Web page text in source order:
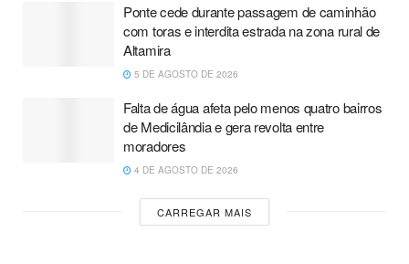
Ponte cede durante passagem de caminhão
com toras e interdita estrada na zona rural de
Altamira
5 DE AGOSTO DE 2026
Falta de água afeta pelo menos quatro bairros
de Medicilândia e gera revolta entre
moradores
4 DE AGOSTO DE 2026
CARREGAR MAIS